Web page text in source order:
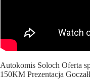
Autokomis Soloch Oferta
150KM Prezentacja